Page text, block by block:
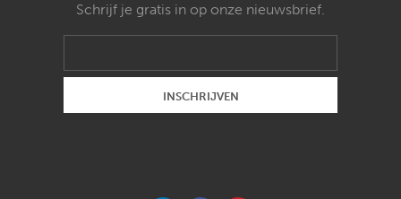
Schrijf je gratis in op onze nieuwsbrief.